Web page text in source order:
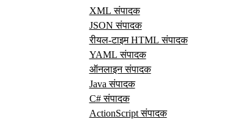
XML संपादक
JSON संपादक
रीयल‑टाइम HTML संपादक
YAML संपादक
ऑनलाइन संपादक
Java संपादक
C# संपादक
ActionScript संपादक